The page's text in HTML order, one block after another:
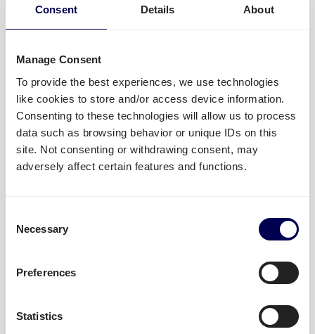
Consent Details About
Manage Consent
To provide the best experiences, we use technologies
like cookies to store and/or access device information.
Consenting to these technologies will allow us to process
data such as browsing behavior or unique IDs on this
site. Not consenting or withdrawing consent, may
adversely affect certain features and functions.
Selection
Necessary
Preferences
Statistics
Deutschland in ganz Europa!
MEHR LESEN »
3. Oktober 2025
Trends in der Logistikbranche